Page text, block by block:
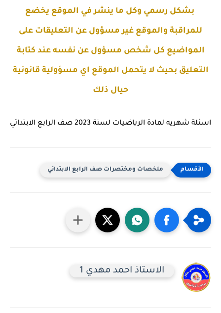
بشكل رسمي وكل ما ينشر في الموقع يخضع
للمراقبة والموقع غير مسؤول عن التعليقات على
المواضيع كل شخص مسؤول عن نفسه عند كتابة
التعليق بحيث لا يتحمل الموقع اي مسؤولية قانونية
حيال ذلك
اسئلة شهريه لمادة الرياضيات لسنة 2023 صف الرابع الابتدائي
ملخصات ومختصرات صف الرابع الابتدائي
الاستاذ احمد مهدي 1